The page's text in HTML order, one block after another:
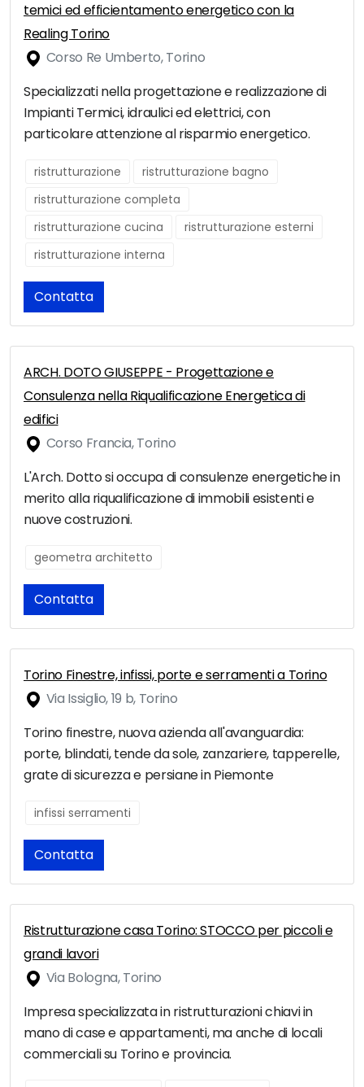
temici ed efficientamento energetico con la
Realing Torino
Corso Re Umberto, Torino
Specializzati nella progettazione e realizzazione di
Impianti Termici, idraulici ed elettrici, con
particolare attenzione al risparmio energetico.
ristrutturazione
ristrutturazione bagno
ristrutturazione completa
ristrutturazione cucina
ristrutturazione esterni
ristrutturazione interna
Contatta
ARCH. DOTO GIUSEPPE - Progettazione e
Consulenza nella Riqualificazione Energetica di
edifici
Corso Francia, Torino
L'Arch. Dotto si occupa di consulenze energetiche in
merito alla riqualificazione di immobili esistenti e
nuove costruzioni.
geometra architetto
Contatta
Torino Finestre, infissi, porte e serramenti a Torino
Via Issiglio, 19 b, Torino
Torino finestre, nuova azienda all'avanguardia:
porte, blindati, tende da sole, zanzariere, tapperelle,
grate di sicurezza e persiane in Piemonte
infissi serramenti
Contatta
Ristrutturazione casa Torino: STOCCO per piccoli e
grandi lavori
Via Bologna, Torino
Impresa specializzata in ristrutturazioni chiavi in
mano di case e appartamenti, ma anche di locali
commerciali su Torino e provincia.